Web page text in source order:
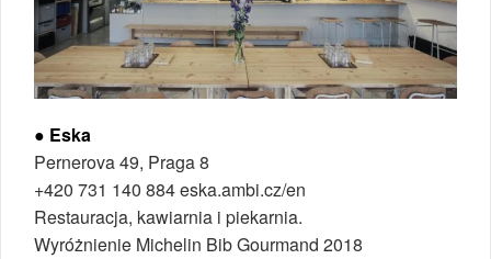
● Eska
Pernerova 49, Praga 8
+420 731 140 884 eska.ambi.cz/en
Restauracja, kawiarnia i piekarnia.
Wyróżnienie Michelin Bib Gourmand 2018